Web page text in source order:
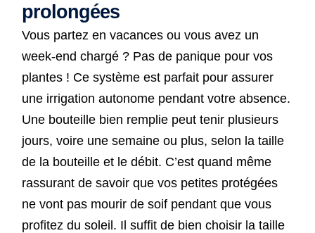
prolongées
Vous partez en vacances ou vous avez un
week-end chargé ? Pas de panique pour vos
plantes ! Ce système est parfait pour assurer
une irrigation autonome pendant votre absence.
Une bouteille bien remplie peut tenir plusieurs
jours, voire une semaine ou plus, selon la taille
de la bouteille et le débit. C’est quand même
rassurant de savoir que vos petites protégées
ne vont pas mourir de soif pendant que vous
profitez du soleil. Il suffit de bien choisir la taille